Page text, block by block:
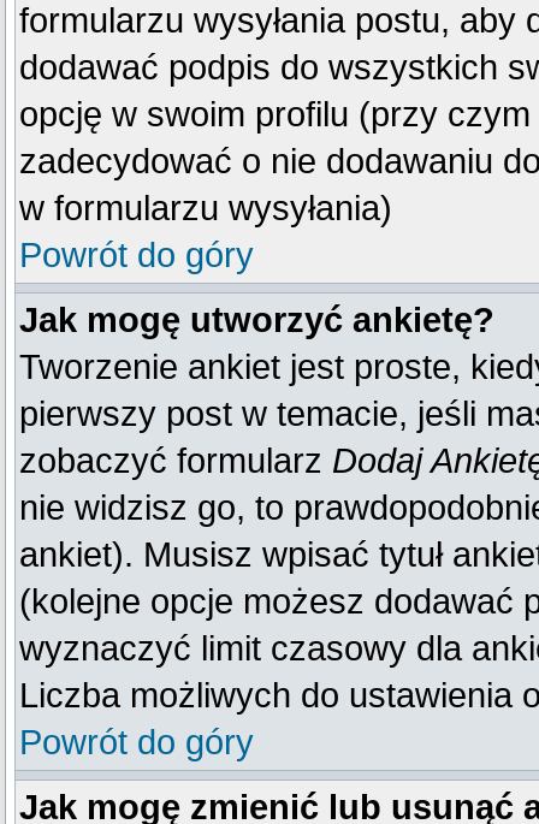
formularzu wysyłania postu,
dodawać podpis do wszystkich
opcję w swoim profilu (przy
zadecydować o nie dodawaniu
w formularzu wysyłania)
Powrót do góry
Jak mogę utworzyć ankietę?
Tworzenie ankiet jest proste,
pierwszy post w temacie, jeśli
zobaczyć formularz Dodaj
nie widzisz go, to
ankiet). Musisz wpisać tytuł
(kolejne opcje możesz dodawać
wyznaczyć limit czasowy dla
Liczba możliwych do ustawienia
Powrót do góry
Jak mogę zmienić lub usunąć